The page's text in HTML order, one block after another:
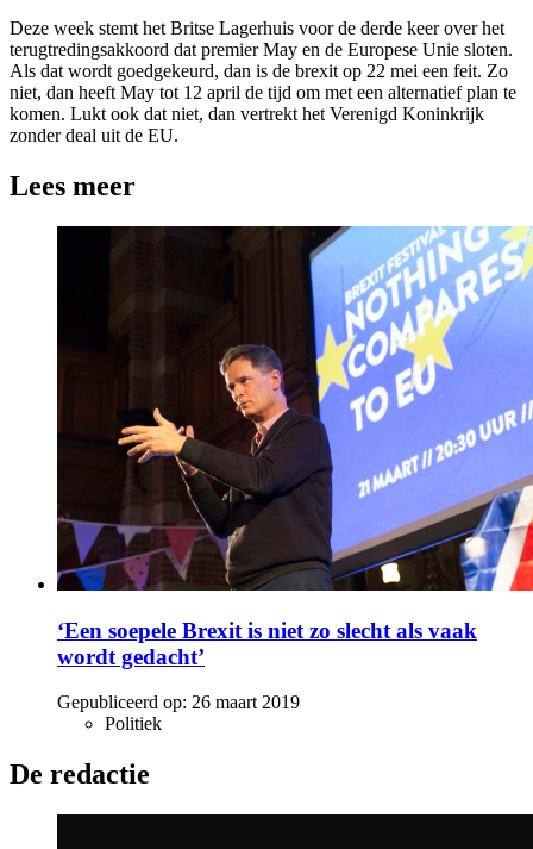
Deze week stemt het Britse Lagerhuis voor de derde keer over het
terugtredingsakkoord dat premier May en de Europese Unie sloten.
Als dat wordt goedgekeurd, dan is de brexit op 22 mei een feit. Zo
niet, dan heeft May tot 12 april de tijd om met een alternatief plan te
komen. Lukt ook dat niet, dan vertrekt het Verenigd Koninkrijk
zonder deal uit de EU.
Lees meer
‘Een soepele Brexit is niet zo slecht als vaak
wordt gedacht’
Gepubliceerd op: 26 maart 2019
Politiek
De redactie